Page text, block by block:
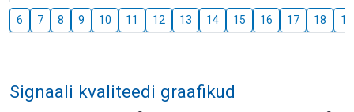
6 7 8 9 10 11 12 13 14 15 16 17 18 19
Signaali kvaliteedi graafikud